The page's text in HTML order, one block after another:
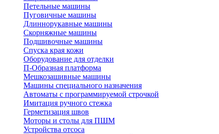
Петельные машины
Пуговичные машины
Длиннорукавные машины
Скорняжные машины
Подшивочные машины
Спуска края кожи
Оборудование для отделки
П-Образная платформа
Мешкозашивные машины
Машины специального назначения
Автоматы с программируемой строчкой
Имитация ручного стежка
Герметизация швов
Моторы и столы для ПШМ
Устройства отсоса